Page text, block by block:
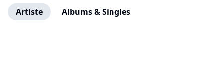
Artiste Albums & Singles